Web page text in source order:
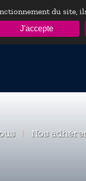
du site,
J'accepte
| Nos